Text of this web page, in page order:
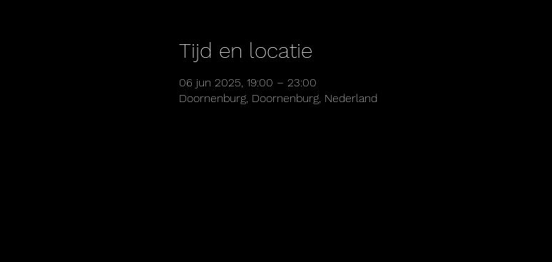
Tijd en locatie
06 jun 2025, 19:00 – 23:00
Doornenburg, Doornenburg, Nederland